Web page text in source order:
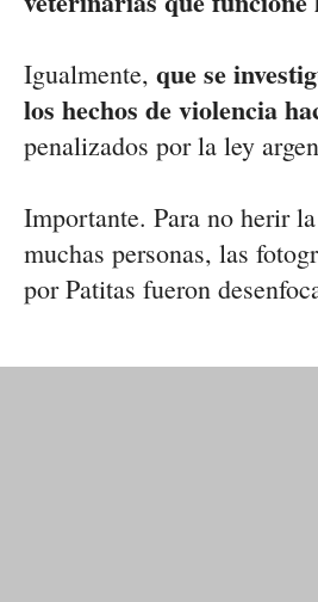
Igualmente, que se
los hechos de violencia
penalizados por la ley
Importante. Para no herir
muchas personas, las
por Patitas fueron